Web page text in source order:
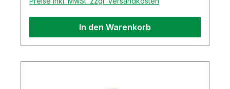
In den Warenkorb